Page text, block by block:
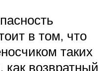
в том, что
таких
как возвратный